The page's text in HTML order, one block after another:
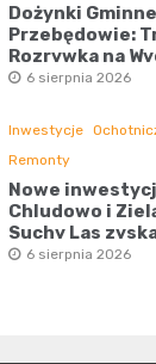
Dożynki
Przebędowie:
Rozrywka na
6 sierpnia 2026
Inwestycje
Remonty
Nowe
Chludowo i
Suchy Las
6 sierpnia 2026